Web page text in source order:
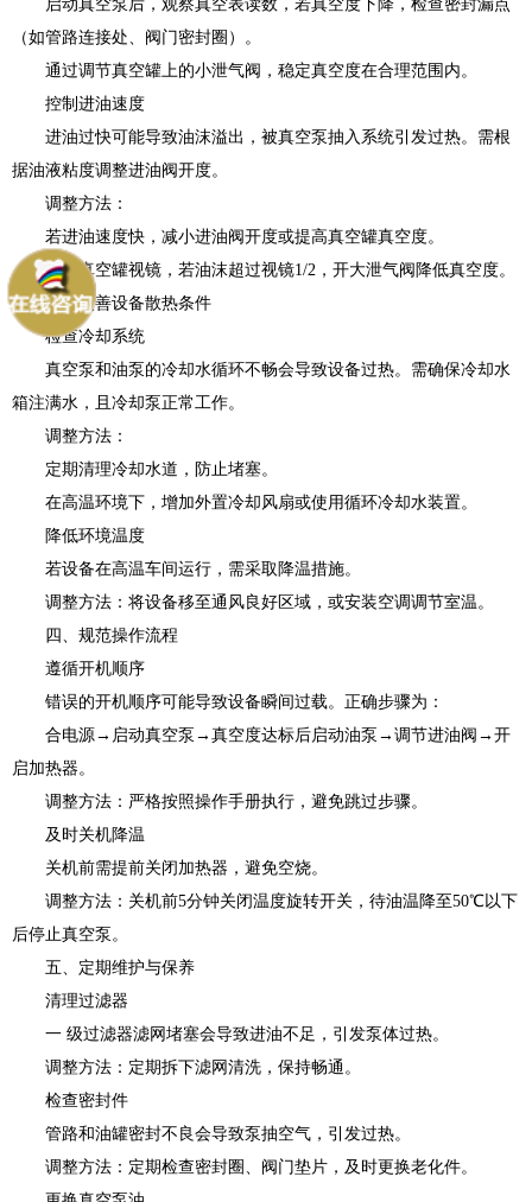
启动真空泵后，观察真空表读数，若真空度下降，检查密封漏点
（如管路连接处、阀门密封圈）。
通过调节真空罐上的小泄气阀，稳定真空度在合理范围内。
控制进油速度
进油过快可能导致油沫溢出，被真空泵抽入系统引发过热。需根
据油液粘度调整进油阀开度。
调整方法：
若进油速度快，减小进油阀开度或提高真空罐真空度。
观察真空罐视镜，若油沫超过视镜1/2，开大泄气阀降低真空度。
三、改善设备散热条件
检查冷却系统
真空泵和油泵的冷却水循环不畅会导致设备过热。需确保冷却水
箱注满水，且冷却泵正常工作。
调整方法：
定期清理冷却水道，防止堵塞。
在高温环境下，增加外置冷却风扇或使用循环冷却水装置。
降低环境温度
若设备在高温车间运行，需采取降温措施。
调整方法：将设备移至通风良好区域，或安装空调调节室温。
四、规范操作流程
遵循开机顺序
错误的开机顺序可能导致设备瞬间过载。正确步骤为：
合电源→启动真空泵→真空度达标后启动油泵→调节进油阀→开
启加热器。
调整方法：严格按照操作手册执行，避免跳过步骤。
及时关机降温
关机前需提前关闭加热器，避免空烧。
调整方法：关机前5分钟关闭温度旋转开关，待油温降至50℃以下
后停止真空泵。
五、定期维护与保养
清理过滤器
一 级过滤器滤网堵塞会导致进油不足，引发泵体过热。
调整方法：定期拆下滤网清洗，保持畅通。
检查密封件
管路和油罐密封不良会导致泵抽空气，引发过热。
调整方法：定期检查密封圈、阀门垫片，及时更换老化件。